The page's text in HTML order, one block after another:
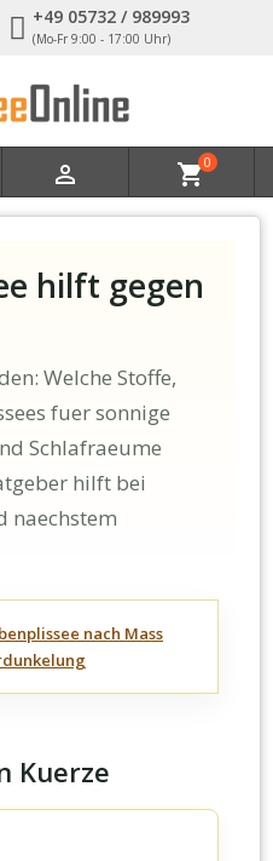
+49 05732 / 989993
(Mo-Fr 9:00 - 17:00 Uhr)
 shopping_cart0
hilft gegen
Welche Stoffe,
fuer sonnige
Schlafraeume
hilft bei
naechstem
nach Mass
Kuerze